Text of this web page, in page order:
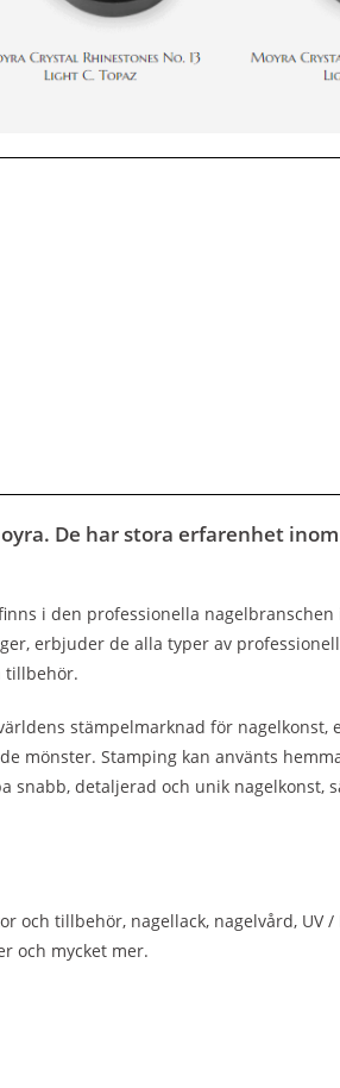
De har stora erfarenhet
i den professionella
erbjuder de alla typer av
tillbehör.
stämpelmarknad för
mönster. Stamping kan använts
snabb, detaljerad och unik nagelkonst,
och tillbehör, nagellack, nagelvård, UV
och mycket mer.